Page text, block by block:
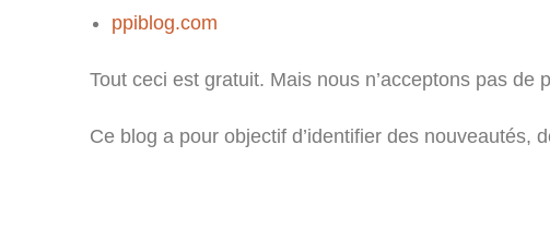
ppiblog.com
Tout ceci est gratuit. Mais nous n’acceptons pas de
Ce blog a pour objectif d’identifier des nouveautés,